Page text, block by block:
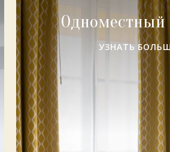
Одноместный
УЗНАТЬ